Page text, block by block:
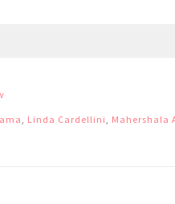
, Linda Cardellini, Mahershala